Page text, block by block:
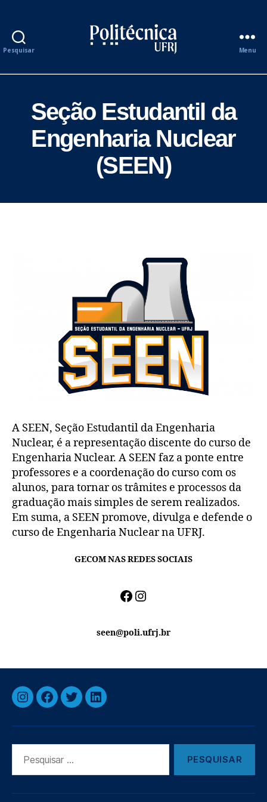
Pesquisar
de
Calouros
2026.2
Menu
Seção Estudantil da
Engenharia Nuclear
(SEEN)
A SEEN, Seção Estudantil da Engenharia
Nuclear, é a representação discente do curso de
Engenharia Nuclear. A SEEN faz a ponte entre
professores e a coordenação do curso com os
alunos, para tornar os trâmites e processos da
graduação mais simples de serem realizados.
Em suma, a SEEN promove, divulga e defende o
curso de Engenharia Nuclear na UFRJ.
GECOM NAS REDES SOCIAIS
Facebook
Instagram
seen@poli.ufrj.br
Instagram
Facebook
TwitterLinkedin
por: